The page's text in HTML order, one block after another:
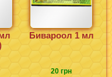
Бивароол 1 мл
20 грн